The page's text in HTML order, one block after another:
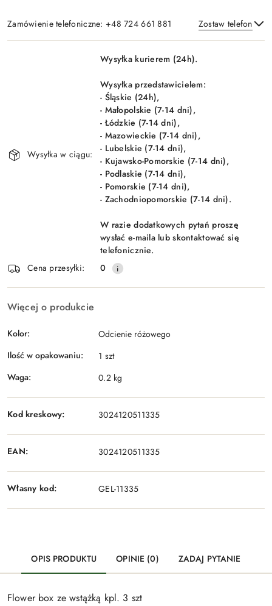
Zamówienie telefoniczne: +48 724 661 881 Zostaw telefon
Wyślij
Dostępność
Wysyłka w ciągu:
Wysyłka kurierem (24h).
Wysyłka przedstawicielem:
- Śląskie (24h),
- Małopolskie (7-14 dni),
- Łódzkie (7-14 dni),
- Mazowieckie (7-14 dni),
- Lubelskie (7-14 dni),
- Kujawsko-Pomorskie (7-14 dni),
- Podlaskie (7-14 dni),
- Pomorskie (7-14 dni),
- Zachodniopomorskie (7-14 dni).
W razie dodatkowych pytań proszę
wysłać e-maila lub skontaktować się
telefonicznie.
Cena przesyłki:
0
Więcej o produkcie
Kolor:
Odcienie różowego
Ilość w opakowaniu:
1 szt
Waga:
0.2 kg
Kod kreskowy: 3024120511335
EAN: 3024120511335
Własny kod: GEL-11335
OPIS PRODUKTU OPINIE (0) ZADAJ PYTANIE
Flower box ze wstążką kpl. 3 szt